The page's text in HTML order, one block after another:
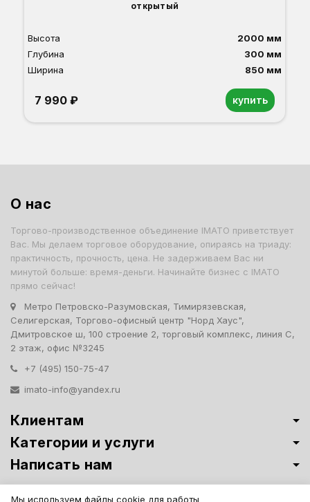
открытый
Высота
2000 мм
Глубина
300 мм
Ширина
850 мм
7 990 ₽ купить
О нас
Торгово-производственное объединение IMATO приветствует
Вас. Мы делаем торговое оборудование, опираясь на триаду:
практичность, прочность, цена. Не задерживаем Вас ни
минутой больше: время-деньги. Начинайте бизнес с IMATO
прямо сейчас!
Метро Петровско-Разумовская, Тимирязевская,
Селигерская, Торгово-офисный центр "Норд Хаус",
Дмитровское ш, 100 строение 2, торговый комплекс, линия С,
2 этаж, офис №3245
+7 (495) 150-75-47
imato-info@yandex.ru
Клиентам
Категории и услуги
Написать нам
Витрины премиум-класса ИМАТО
Политика обработки персональных
Мы используем файлы cookie для работы